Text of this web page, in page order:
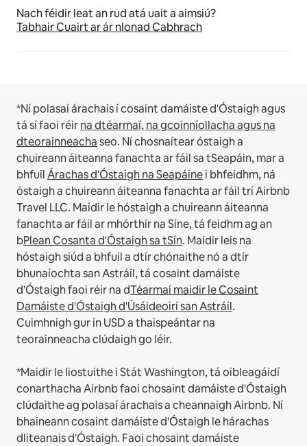
Nach féidir leat an rud atá uait a aimsiú?
Tabhair Cuairt ar ár nIonad Cabhrach
*Ní polasaí árachais í cosaint damáiste d'Óstaigh agus
tá sí faoi réirna dtéarmaí, na gcoinníollacha agus na
dteorainneachaseo. Ní chosnaítear óstaigh a
chuireann áiteanna fanachta ar fáil sa tSeapáin, mar a
bhfuilÁrachas d'Óstaigh na Seapáinei bhfeidhm, ná
óstaigh a chuireann áiteanna fanachta ar fáil trí Airbnb
Travel LLC. Maidir le hóstaigh a chuireann áiteanna
fanachta ar fáil ar mhórthír na Síne, tá feidhm ag an
bPlean Cosanta d'Óstaigh sa tSín. Maidir leis na
hóstaigh siúd a bhfuil a dtír chónaithe nó a dtír
bhunaíochta san Astráil, tá cosaint damáiste
d'Óstaigh faoi réir na dTéarmaí maidir le Cosaint
Damáiste d'Óstaigh d'Úsáideoirí san Astráil.
Cuimhnigh gur in USD a thaispeántar na
teorainneacha clúdaigh go léir.
*Maidir le liostuithe i Stát Washington, tá oibleagáidí
conarthacha Airbnb faoi chosaint damáiste d'Óstaigh
clúdaithe ag polasaí árachais a cheannaigh Airbnb. Ní
bhaineann cosaint damáiste d'Óstaigh le hárachas
dliteanais d'Óstaigh. Faoi chosaint damáiste